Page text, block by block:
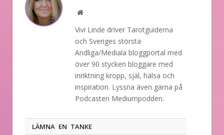
Website
Vivi Linde driver Tarotguiderna
och Sveriges största
Andliga/Mediala bloggportal med
över 90 stycken bloggare med
inriktning kropp, själ, hälsa och
inspiration. Lyssna även gärna på
Podcasten Mediumpodden.
LÄMNA EN TANKE